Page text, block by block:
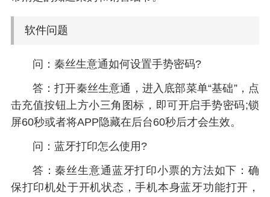
软件问题
问：秦丝生意通如何设置手势密码?
答：打开秦丝生意通，进入底部菜单“基础”，点
击充值按钮上方小三角图标，即可开启手势密码;锁
屏60秒或者将APP隐藏在后台60秒后才会生效。
问：蓝牙打印怎么使用?
答：秦丝生意通蓝牙打印小票的方法如下：确
保打印机处于开机状态，手机本身蓝牙功能打开，